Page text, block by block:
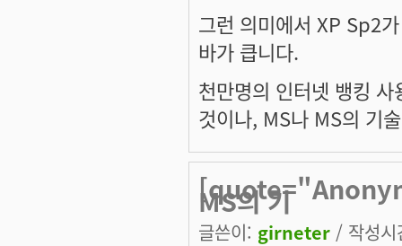
그런 의미에서 XP Sp2
바가 큽니다.
천만명의 인터넷 뱅킹
것이나, MS나 MS의 기
MS의 기
글쓴이: girneter / 작성